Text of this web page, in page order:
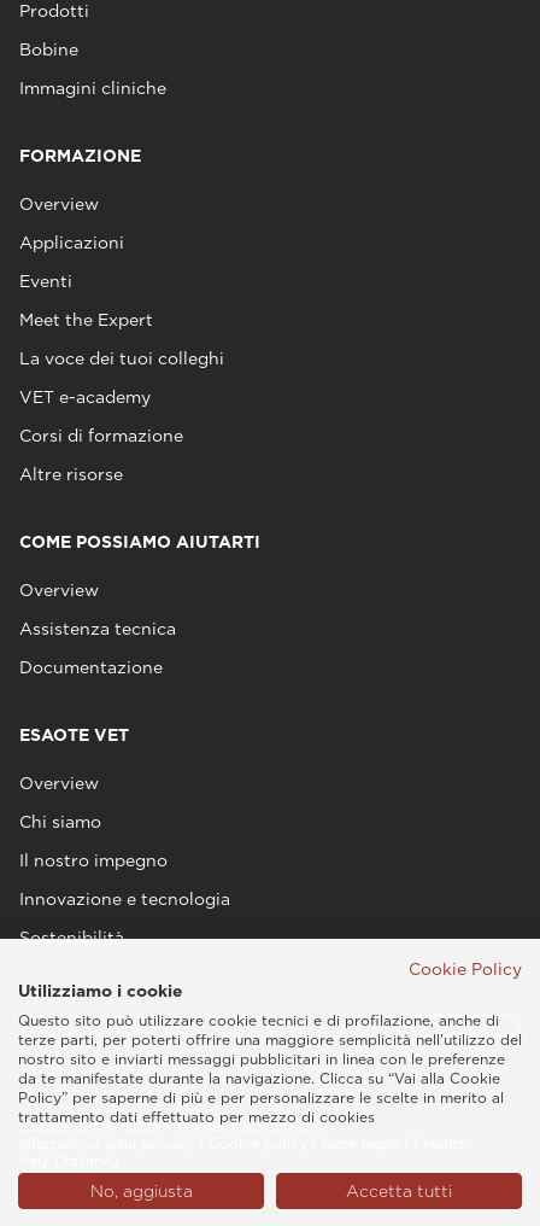
Prodotti
Bobine
Immagini cliniche
FORMAZIONE
Overview
Applicazioni
Eventi
Meet the Expert
La voce dei tuoi colleghi
VET e-academy
Corsi di formazione
Altre risorse
COME POSSIAMO AIUTARTI
Overview
Assistenza tecnica
Documentazione
ESAOTE VET
Overview
Chi siamo
Il nostro impegno
Innovazione e tecnologia
Sostenibilità
Esaote SPA © 2026 - P.IVA IT05131180969
Cookie Policy
Utilizziamo i cookie
Questo sito può utilizzare cookie tecnici e di profilazione, anche di
terze parti, per poterti offrire una maggiore semplicità nell'utilizzo del
nostro sito e inviarti messaggi pubblicitari in linea con le preferenze
da te manifestate durante la navigazione. Clicca su “Vai alla Cookie
Policy” per saperne di più e per personalizzare le scelte in merito al
trattamento dati effettuato per mezzo di cookies
No, aggiusta Accetta tutti